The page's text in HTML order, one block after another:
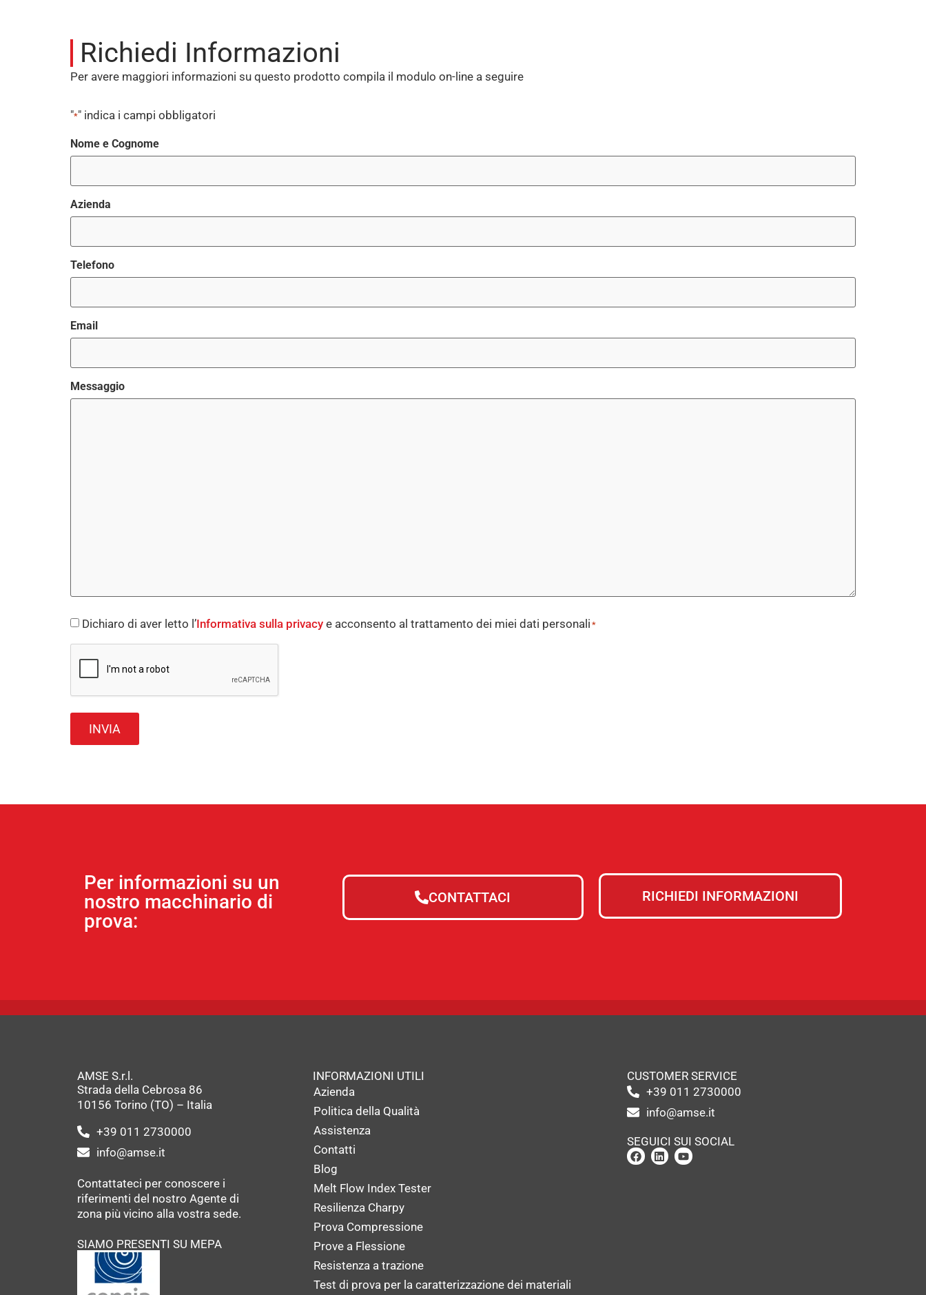
Richiedi Informazioni
Per avere maggiori informazioni su questo prodotto compila il modulo on-line a seguire
"*" indica i campi obbligatori
Nome e Cognome
Azienda
Telefono
Email
Messaggio
Consent
*
Dichiaro di aver letto l’Informativa sulla privacy e acconsento al trattamento dei miei dati personali *
CAPTCHA
Per informazioni su un
nostro macchinario di
prova:
CONTATTACI RICHIEDI INFORMAZIONI
AMSE S.r.l.
Strada della Cebrosa 86
10156 Torino (TO) – Italia
+39 011 2730000
info@amse.it
Contattateci per conoscere i
riferimenti del nostro Agente di
zona più vicino alla vostra sede.
SIAMO PRESENTI SU MEPA
INFORMAZIONI UTILI
Azienda
Politica della Qualità
Assistenza
Contatti
Blog
Melt Flow Index Tester
Resilienza Charpy
Prova Compressione
Prove a Flessione
Resistenza a trazione
Test di prova per la caratterizzazione dei materiali
CUSTOMER SERVICE
+39 011 2730000
info@amse.it
SEGUICI SUI SOCIAL